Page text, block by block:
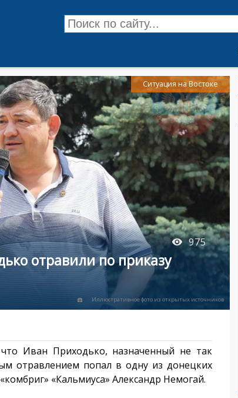
975
отравили по приказу
Иллюстративное фото из открытых источников
Ситуация на Востоке
Иван Приходько, назначенный не так
отравлением попал в одну из донецких
«Кальмиуса» Александр Немогай.